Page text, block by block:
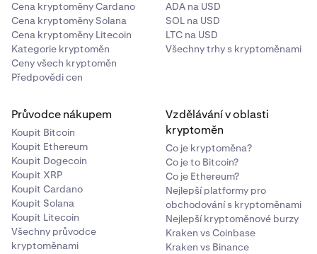
Cena kryptoměny Cardano
Cena kryptoměny Solana
Cena kryptoměny Litecoin
Kategorie kryptoměn
Ceny všech kryptoměn
Předpovědi cen
ADA na USD
SOL na USD
LTC na USD
Všechny trhy s kryptoměnami
Průvodce nákupem
Koupit Bitcoin
Koupit Ethereum
Koupit Dogecoin
Koupit XRP
Koupit Cardano
Koupit Solana
Koupit Litecoin
Všechny průvodce
kryptoměnami
Vzdělávání v oblasti
kryptoměn
Co je kryptoměna?
Co je to Bitcoin?
Co je Ethereum?
Nejlepší platformy pro
obchodování s kryptoměnami
Nejlepší kryptoměnové burzy
Kraken vs Coinbase
Kraken vs Binance